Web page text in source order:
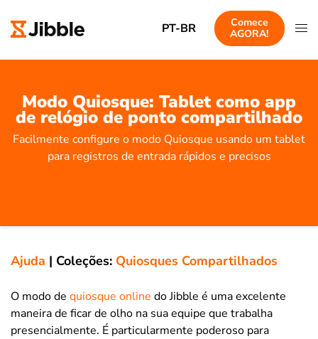
PT-BR
Comece
AGORA!
Modo Quiosque: Tablet como app
de relógio de ponto compartilhado
Facilmente configure o modo Quiosque usando um tablet
para registros de entrada rápidos e precisos
Ajuda | Coleções: Quiosques Compartilhados
O modo de quiosque online do Jibble é uma excelente
maneira de ficar de olho na sua equipe que trabalha
presencialmente. É particularmente poderoso para